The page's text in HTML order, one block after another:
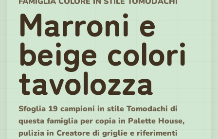
Marroni e
beige colori
tavolozza
Sfoglia 19 campioni in stile Tomodachi di
questa famiglia per copia in Palette House,
pulizia in Creatore di griglie e riferimenti